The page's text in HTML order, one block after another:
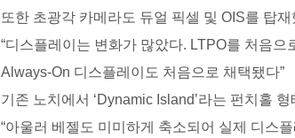
또한 초광각 카메라도 듀얼 픽셀 및 OIS를 탑재
“디스플레이는 변화가 많았다. LTPO를 처음으
Always-On 디스플레이도 처음으로 채택됐다”
기존 노치에서 ‘Dynamic Island’라는 펀치홀
“아울러 베젤도 미미하게 축소되어 실제 디스